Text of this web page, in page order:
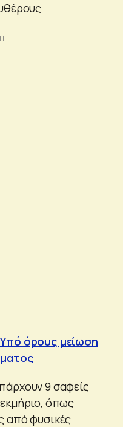
Υπό όρους μείωση
9 σαφείς
όπως
από φυσικές